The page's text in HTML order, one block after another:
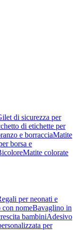
di sicurezza per
di etichette per
e borracciaMatite
borsa e
Matite colorate
per neonati e
con nomeBavaglino in
bambiniAdesivo
per